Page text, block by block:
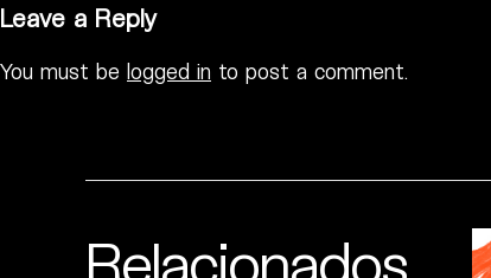
Leave a Reply
You must be logged in to post a comment.
Relacionados